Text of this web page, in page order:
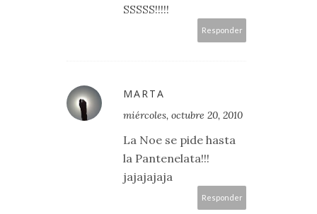
SSSSS!!!!!
Responder
MARTA
miércoles, octubre 20, 2010
La Noe se pide hasta
la Pantenelata!!!
jajajajaja
Responder